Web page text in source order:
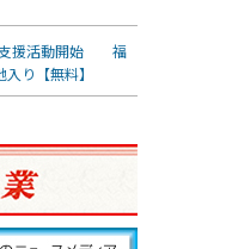
支援活動開始 福
り【無料】